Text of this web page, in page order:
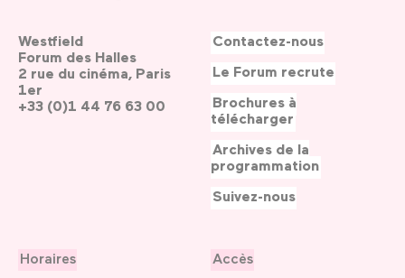
Westfield
Forum des Halles
2 rue du cinéma, Paris
1er
+33 (0)1 44 76 63 00
Horaires
Accès
Contactez-nous
Le Forum recrute
Brochures à
télécharger
Archives de la
programmation
Suivez-nous